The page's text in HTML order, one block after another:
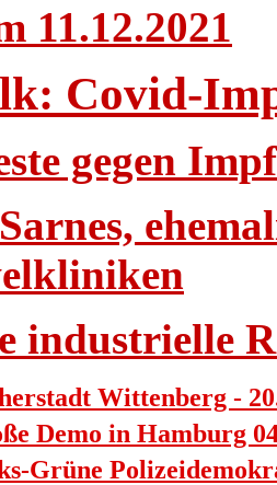
11.12.2021
Covid-
gegen
industrielle
Wittenberg -
Demo in Hamburg
Grüne